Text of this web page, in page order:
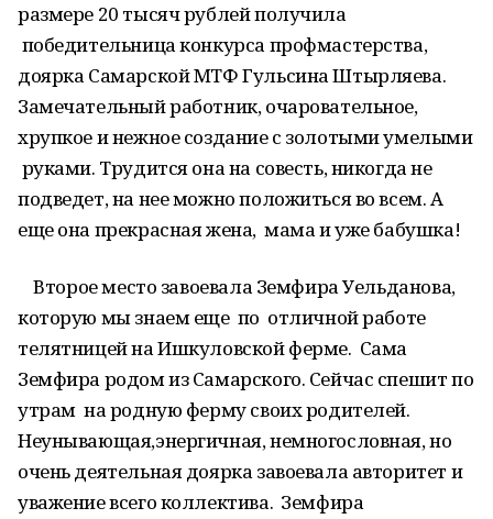
размере 20 тысяч рублей получила
победительница конкурса профмастерства,
доярка Самарской МТФ Гульсина Штырляева.
Замечательный работник, очаровательное,
хрупкое и нежное создание с золотыми умелыми
руками. Трудится она на совесть, никогда не
подведет, на нее можно положиться во всем. А
еще она прекрасная жена, мама и уже бабушка!
Второе место завоевала Земфира Уельданова,
которую мы знаем еще по отличной работе
телятницей на Ишкуловской ферме. Сама
Земфира родом из Самарского. Сейчас спешит по
утрам на родную ферму своих родителей.
Неунывающая,энергичная, немногословная, но
очень деятельная доярка завоевала авторитет и
уважение всего коллектива. Земфира